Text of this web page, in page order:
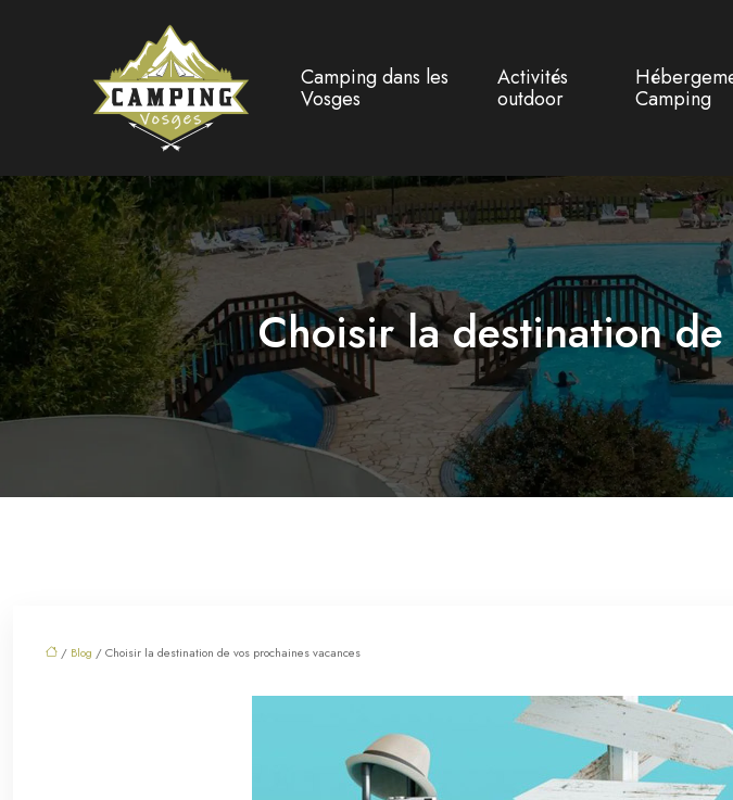
Camping dans les
Vosges
Activités
outdoor Camping
Choisir la destination
/ Blog / Choisir la destination de vos prochaines vacances